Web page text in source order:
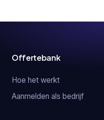
Offertebank
Hoe het werkt
Aanmelden als bedrijf